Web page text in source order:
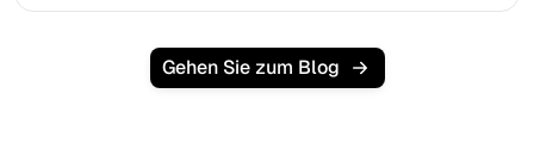
Gehen Sie zum Blog